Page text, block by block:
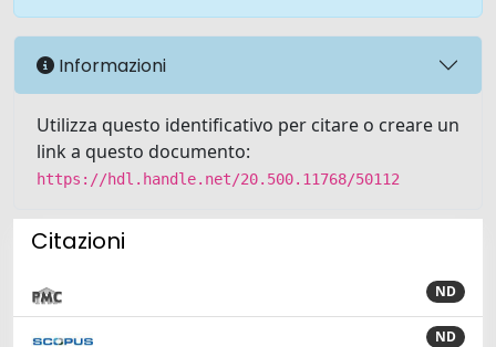
Informazioni
Utilizza questo identificativo per citare o creare un
link a questo documento:
https://hdl.handle.net/20.500.11768/50112
Citazioni
ND
ND